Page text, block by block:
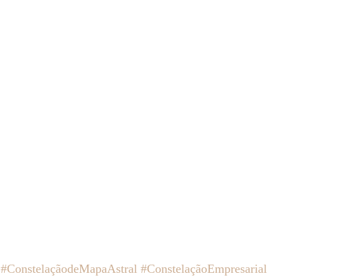
#ConstelaçãodeMapaAstral #ConstelaçãoEmpresarial